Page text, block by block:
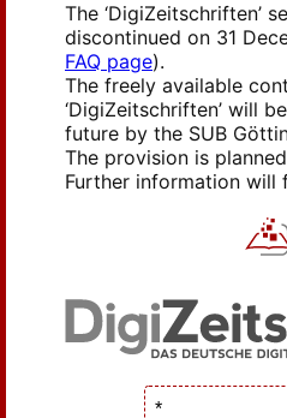
The ‘DigiZeitschriften’
discontinued on 31
FAQ page).
The freely available
‘DigiZeitschriften’ will
future by the SUB
The provision is
Further information will